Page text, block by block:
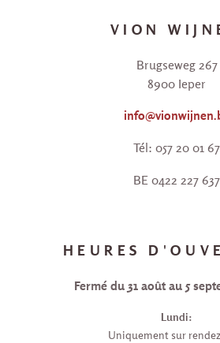
VION
Brugseweg 267
8900 Ieper
Tél: 057 20 01 67
BE 0422 227 637
HEURES
Fermé du 31 août au 5
Lundi:
Uniquement sur